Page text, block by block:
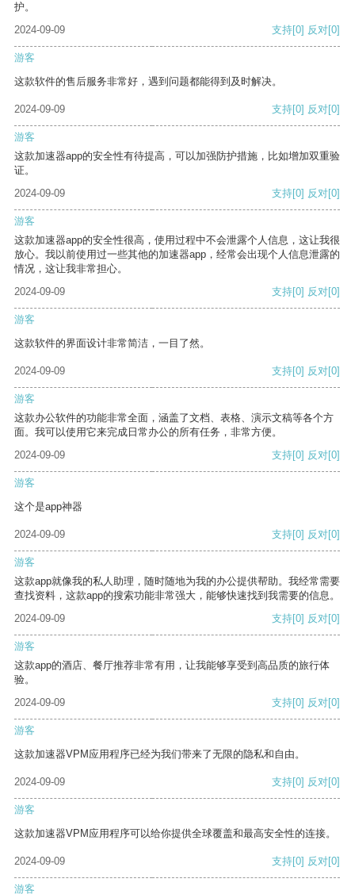
护。
2024-09-09
支持[0] 反对[0]
游客
这款软件的售后服务非常好，遇到问题都能得到及时解决。
2024-09-09 支持[0] 反对[0]
游客
这款加速器app的安全性有待提高，可以加强防护措施，比如增加双重验
证。
2024-09-09
支持[0] 反对[0]
游客
这款加速器app的安全性很高，使用过程中不会泄露个人信息，这让我很
放心。我以前使用过一些其他的加速器app，经常会出现个人信息泄露的
情况，这让我非常担心。
2024-09-09
支持[0] 反对[0]
游客
这款软件的界面设计非常简洁，一目了然。
2024-09-09 支持[0] 反对[0]
游客
这款办公软件的功能非常全面，涵盖了文档、表格、演示文稿等各个方
面。我可以使用它来完成日常办公的所有任务，非常方便。
2024-09-09
支持[0] 反对[0]
游客
这个是app神器
2024-09-09 支持[0] 反对[0]
游客
这款app就像我的私人助理，随时随地为我的办公提供帮助。我经常需要
查找资料，这款app的搜索功能非常强大，能够快速找到我需要的信息。
2024-09-09
支持[0] 反对[0]
游客
这款app的酒店、餐厅推荐非常有用，让我能够享受到高品质的旅行体
验。
2024-09-09
支持[0] 反对[0]
游客
这款加速器VPM应用程序已经为我们带来了无限的隐私和自由。
2024-09-09 支持[0] 反对[0]
游客
这款加速器VPM应用程序可以给你提供全球覆盖和最高安全性的连接。
2024-09-09 支持[0] 反对[0]
游客